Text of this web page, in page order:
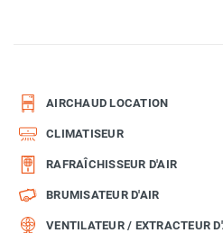
AIRCHAUD LOCATION
CLIMATISEUR
RAFRAÎCHISSEUR D'AIR
BRUMISATEUR D'AIR
VENTILATEUR / EXTRACTEUR